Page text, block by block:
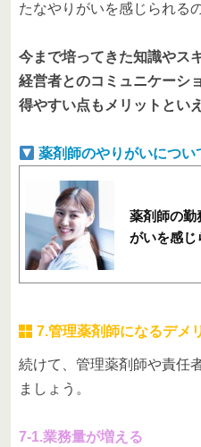
たなやりがいを感じられる
今まで培ってきた知識やス
経営者とのコミュニケーシ
得やすい点もメリットとい
薬剤師のやりがいについ
薬剤師の勤
がいを感じ
7.管理薬剤師になるデメ
続けて、管理薬剤師や責任
ましょう。
7-1.業務量が増える